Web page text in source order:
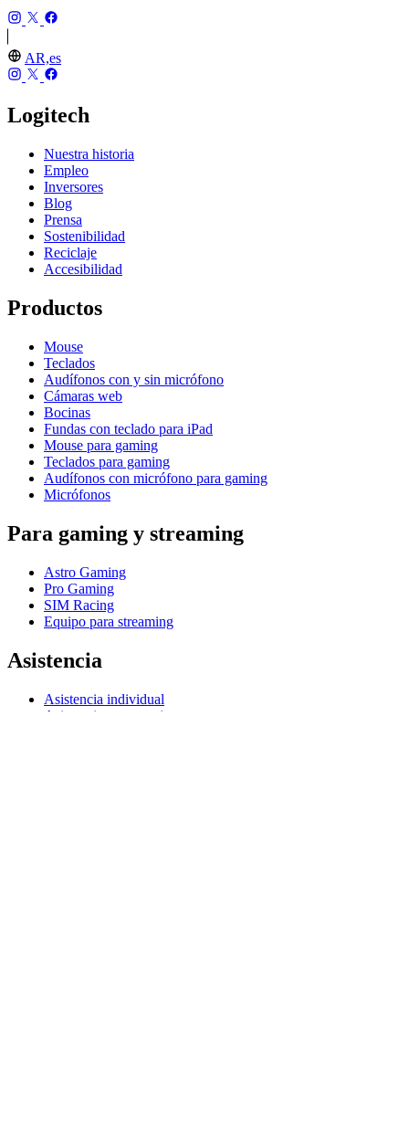
AR,es
Logitech
Nuestra historia
Empleo
Inversores
Blog
Prensa
Sostenibilidad
Reciclaje
Accesibilidad
Productos
Mouse
Teclados
Audífonos con y sin micrófono
Cámaras web
Bocinas
Fundas con teclado para iPad
Mouse para gaming
Teclados para gaming
Audífonos con micrófono para gaming
Micrófonos
Para gaming y streaming
Astro Gaming
Pro Gaming
SIM Racing
Equipo para streaming
Asistencia
Asistencia individual
Asistencia para gaming